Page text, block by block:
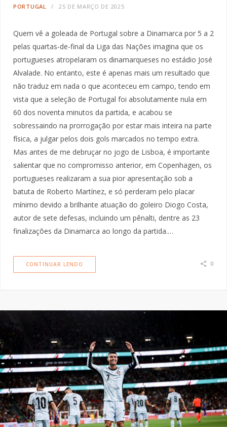
PORTUGAL 25 DE MARÇO DE 2025
Quem vê a goleada de Portugal sobre a Dinamarca por 5 a 2
pelas quartas-de-final da Liga das Nações imagina que os
portugueses atropelaram os dinamarqueses no estádio José
Alvalade. No entanto, este é apenas mais um resultado que
não traduz em nada o que aconteceu em campo, tendo em
vista que a seleção de Portugal foi absolutamente nula em
60 dos noventa minutos da partida, e acabou se
sobressaindo na prorrogação por estar mais inteira na parte
física, a julgar pelos dois gols marcados no tempo extra.
Mas antes de me debruçar no jogo de Lisboa, é importante
salientar que no compromisso anterior, em Copenhagen, os
portugueses realizaram a sua pior apresentação sob a
batuta de Roberto Martínez, e só perderam pelo placar
mínimo devido a brilhante atuação do goleiro Diogo Costa,
autor de sete defesas, incluindo um pênalti, dentre as 23
finalizações da Dinamarca ao longo da partida.…
CONTINUAR LENDO 0